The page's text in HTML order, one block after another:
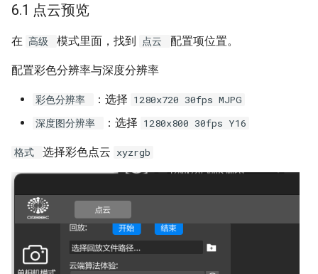
6.1 点云预览
在 高级 模式里面，找到 点云 配置项位置。
配置彩色分辨率与深度分辨率
彩色分辨率 ：选择 1280x720 30fps MJPG
深度图分辨率
：选择 1280x800 30fps Y16
格式 选择彩色点云 xyzrgb